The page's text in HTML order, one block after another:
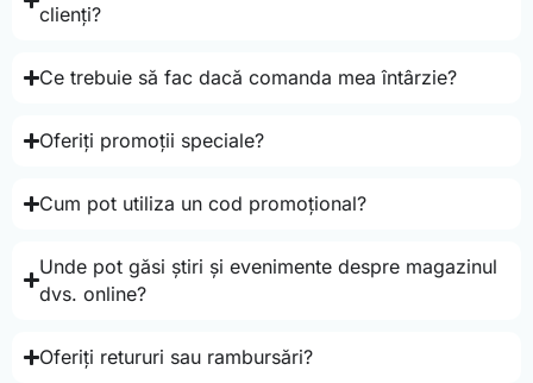
clienți?
Ce trebuie să fac dacă comanda mea întârzie?
Oferiți promoții speciale?
Cum pot utiliza un cod promoțional?
Unde pot găsi știri și evenimente despre magazinul
dvs. online?
Oferiți retururi sau rambursări?